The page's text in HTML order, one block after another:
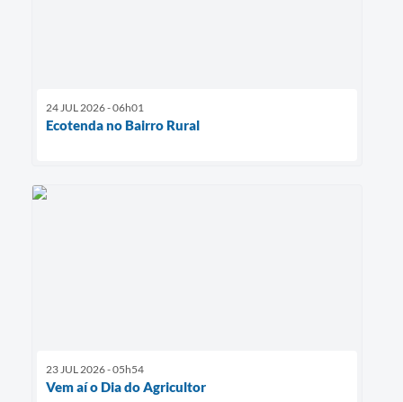
24 JUL 2026 - 06h01
Ecotenda no Bairro Rural
23 JUL 2026 - 05h54
Vem aí o Dia do Agricultor